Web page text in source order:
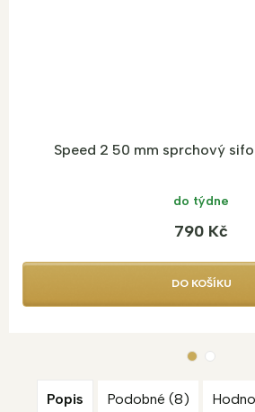
Speed 2 50 mm sprchový
do týdne
790 Kč
DO KOŠÍKU
Popis Podobné (8)